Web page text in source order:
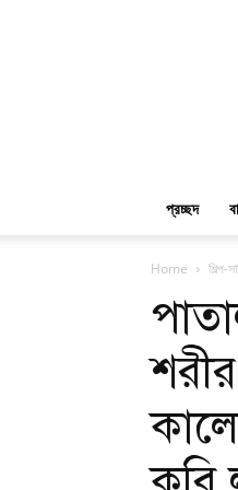
প্রচ্ছদ
Home শিল্প-